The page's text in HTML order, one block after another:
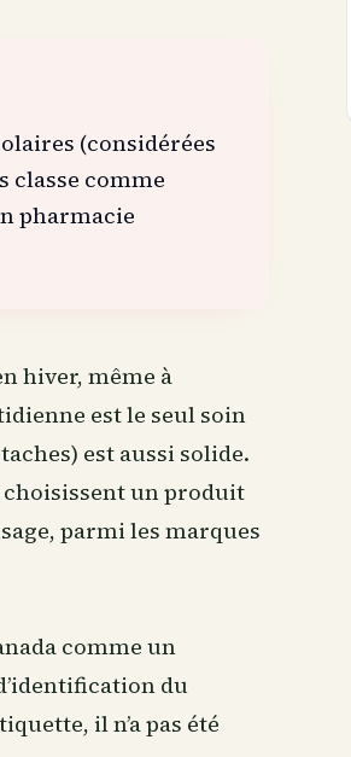
(considérées
classe comme
pharmacie
hiver, même à
est le seul soin
est aussi solide.
choisissent un produit
parmi les marques
comme un
du
il n’a pas été